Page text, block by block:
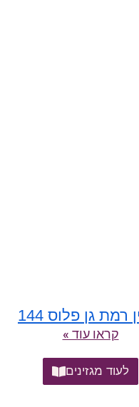
רמת גן פלוס 144
קראו עוד »
לעוד מגזינים